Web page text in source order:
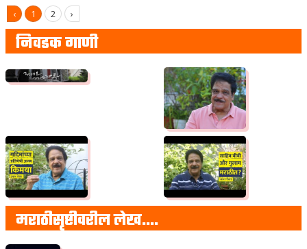
‹ 1 2 ›
निवडक गाणी
मराठीसृष्टीवरील लेख….